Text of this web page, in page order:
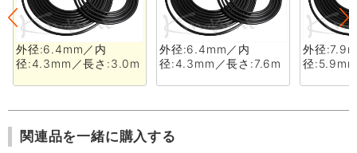
外径:6.4mm／内
径:4.3mm／長さ:3.0m
外径:6.4mm／内
径:4.3mm／長さ:7.6m
外径
径
関連品を一緒に購入する